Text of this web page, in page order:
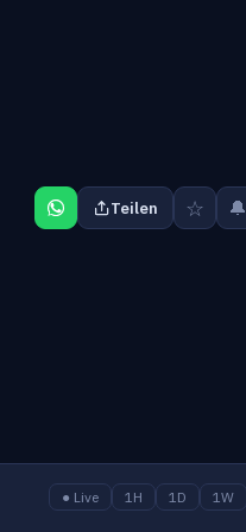
Teilen ☆ 🔔
● Live 1H 1D 1W